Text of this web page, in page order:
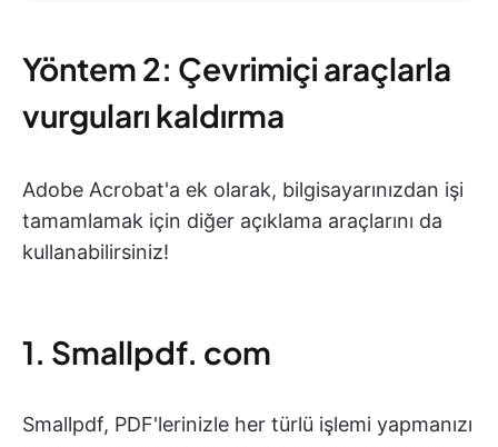
Yöntem 2: Çevrimiçi araçlarla
vurguları kaldırma
Adobe Acrobat'a ek olarak, bilgisayarınızdan işi
tamamlamak için diğer açıklama araçlarını da
kullanabilirsiniz!
1. Smallpdf. com
Smallpdf, PDF'lerinizle her türlü işlemi yapmanızı